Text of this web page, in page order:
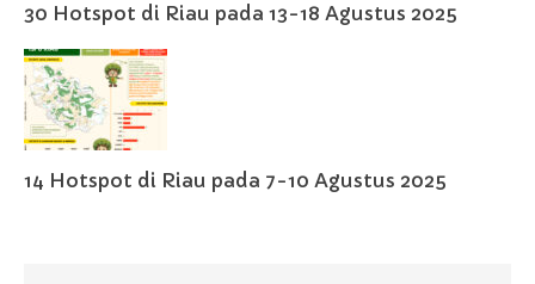
30 Hotspot di Riau pada 13-18 Agustus 2025
14 Hotspot di Riau pada 7-10 Agustus 2025